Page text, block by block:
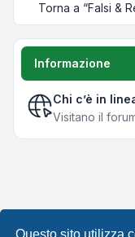
Questo sito utilizza
Torna a “Falsi &
Informazione
Chi c’è in
Visitano il